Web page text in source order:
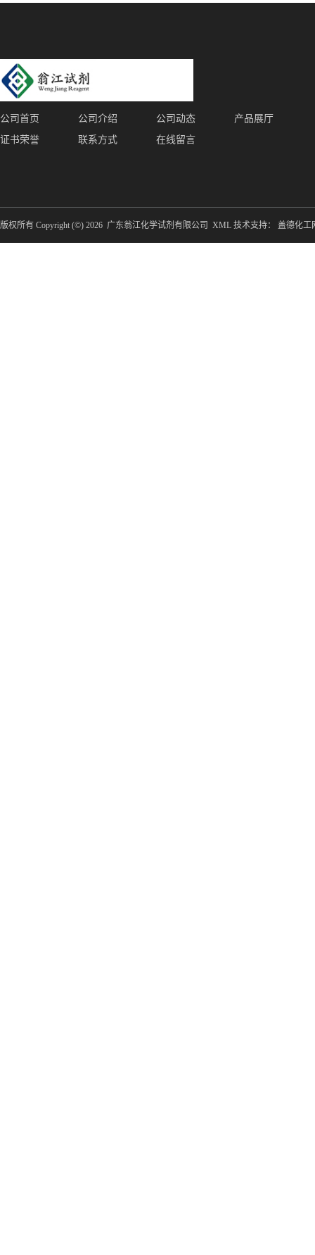
公司首页 公司介绍 公司动态
产品展厅
证书荣誉
联系方式 在线留言
版权所有 Copyright (©) 2026 广东翁江化学试剂有限公司 XML 技术支持： 盖德化工